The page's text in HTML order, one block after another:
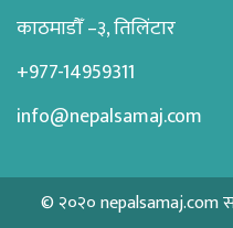
काठमाडौँ –३, तिलिंटार
+977-14959311
info@nepalsamaj.com
© २०२० nepalsamaj.com